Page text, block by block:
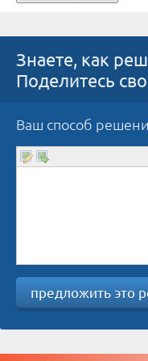
Знаете, как
Поделитесь
Ваш способ
предложить это